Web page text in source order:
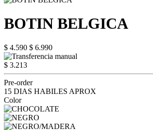
BOTIN BELGICA
$ 4.590 $ 6.990
$ 3.213
Pre-order
15 DIAS HABILES APROX
Color